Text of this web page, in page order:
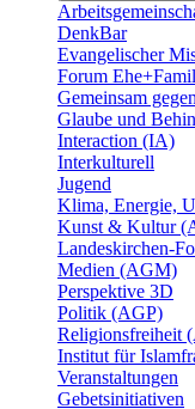
DenkBar
Evangelischer
Forum
Gemeinsam
Glaube und
Interaction (IA)
Interkulturell
Jugend
Klima, Energie,
Kunst & Kultur
Landeskirchen-
Medien (AGM)
Perspektive 3D
Politik (AGP)
Religionsfreiheit
Institut für
Veranstaltungen
Gebetsinitiativen